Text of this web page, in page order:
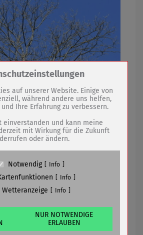
erfolgen
mehr
bei
geplant
der Seite notwendige Cookies /
Session Cookie
dieser Website (Wenko-
GmbH & Co. KG)
Kontaktformular / SPAM
Entscheidungscookie
dieser Website (Wenko-
Wenselaar GmbH & Co. KG)
die Einstellungen der Besucher
der Speicherung von Cookies.
auf unserer Website. Einige von
während andere uns helfen,
Ihre Erfahrung zu verbessern.
einverstanden und kann meine
mit Wirkung für die Zukunft
oder ändern.
Notwendig Info
Info
Wetteranzeige Info
NUR NOTWENDIGE
ERLAUBEN